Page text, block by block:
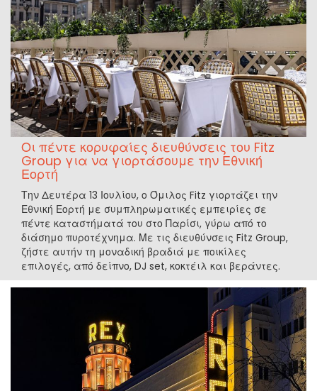
Οι πέντε κορυφαίες διευθύνσεις του Fitz
Group για να γιορτάσουμε την Εθνική
Εορτή
Την Δευτέρα 13 Ιουλίου, ο Όμιλος Fitz γιορτάζει την
Εθνική Εορτή με συμπληρωματικές εμπειρίες σε
πέντε καταστήματά του στο Παρίσι, γύρω από το
διάσημο πυροτέχνημα. Με τις διευθύνσεις Fitz Group,
ζήστε αυτήν τη μοναδική βραδιά με ποικίλες
επιλογές, από δείπνο, DJ set, κοκτέιλ και βεράντες.